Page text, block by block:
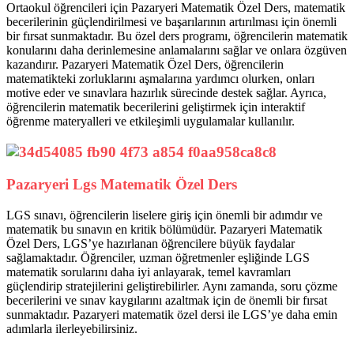
Ortaokul öğrencileri için Pazaryeri Matematik Özel Ders, matematik
becerilerinin güçlendirilmesi ve başarılarının artırılması için önemli
bir fırsat sunmaktadır. Bu özel ders programı, öğrencilerin matematik
konularını daha derinlemesine anlamalarını sağlar ve onlara özgüven
kazandırır. Pazaryeri Matematik Özel Ders, öğrencilerin
matematikteki zorluklarını aşmalarına yardımcı olurken, onları
motive eder ve sınavlara hazırlık sürecinde destek sağlar. Ayrıca,
öğrencilerin matematik becerilerini geliştirmek için interaktif
öğrenme materyalleri ve etkileşimli uygulamalar kullanılır.
Pazaryeri Lgs Matematik Özel Ders
LGS sınavı, öğrencilerin liselere giriş için önemli bir adımdır ve
matematik bu sınavın en kritik bölümüdür. Pazaryeri Matematik
Özel Ders, LGS’ye hazırlanan öğrencilere büyük faydalar
sağlamaktadır. Öğrenciler, uzman öğretmenler eşliğinde LGS
matematik sorularını daha iyi anlayarak, temel kavramları
güçlendirip stratejilerini geliştirebilirler. Aynı zamanda, soru çözme
becerilerini ve sınav kaygılarını azaltmak için de önemli bir fırsat
sunmaktadır. Pazaryeri matematik özel dersi ile LGS’ye daha emin
adımlarla ilerleyebilirsiniz.